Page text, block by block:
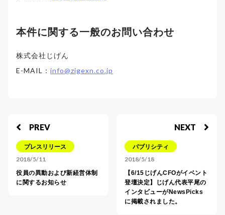
本件に関する一般のお問い合わせ
株式会社じげん
E-MAIL： info@zigexn.co.jp
PREV
プレスリリース
2018/5/11
役員の異動および新経営体制
に関するお知らせ
NEXT
パブリシティ
2018/5/18
【6/15じげんCFOがイベント
登壇決定】じげん代表平尾の
インタビューがNewsPicks
に掲載されました。